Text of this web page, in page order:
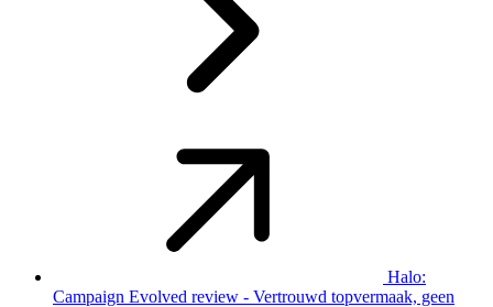
Halo:
Campaign Evolved review - Vertrouwd topvermaak, geen